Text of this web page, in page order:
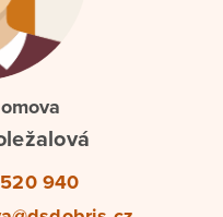
940